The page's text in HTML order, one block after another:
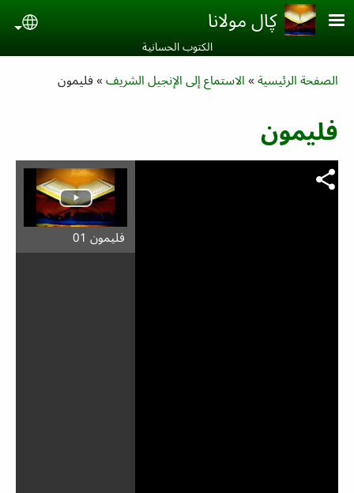
Skip to main content
ڮال مولانا
الكتوب الحسانية‎
Breadcrumb
الصفحة الرئيسية الاستماع إلى الإنجيل الشريف فليمون
فليمون
فليمون 01